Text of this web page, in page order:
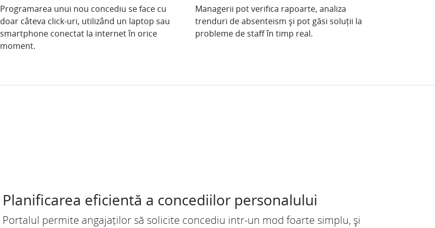
Programarea unui nou concediu se face cu
doar câteva click-uri, utilizând un laptop sau
smartphone conectat la internet în orice
moment.
Managerii pot verifica rapoarte, analiza
trenduri de absenteism și pot găsi soluții la
probleme de staff în timp real.
Planificarea eficientă a concediilor personalului
Portalul permite angajaților să solicite concediu intr-un mod foarte simplu, și